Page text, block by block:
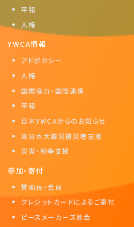
平和
人権
YWCA情報
アドボカシー
人権
国際協力・国際連携
平和
日本YWCAからのお知らせ
東日本大震災被災者支援
災害・紛争支援
参加・寄付
賛助員・会員
クレジットカードによるご寄付
ピースメーカーズ募金